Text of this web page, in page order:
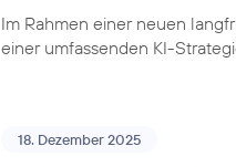
Im Rahmen einer neuen
einer umfassenden KI-
18. Dezember 2025